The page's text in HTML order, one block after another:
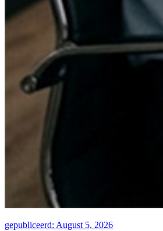
gepubliceerd: August 5, 2026